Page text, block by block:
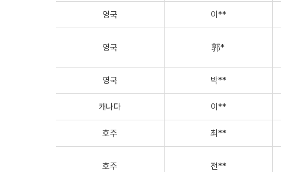
영국 이**
영국 郭*
영국 박**
캐나다 이**
호주 최**
호주 전**